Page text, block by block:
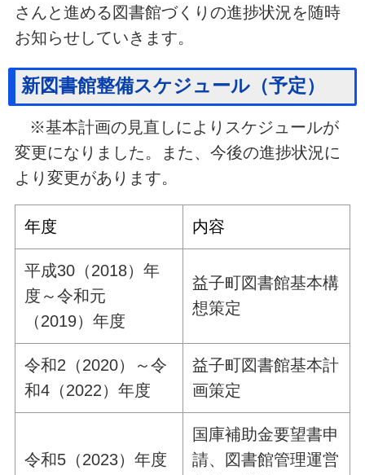
さんと進める図書館づくりの進捗状況を随時
お知らせしていきます。
新図書館整備スケジュール（予定）
※基本計画の見直しによりスケジュールが
変更になりました。また、今後の進捗状況に
より変更があります。
年度 内容
平成30（2018）年
度～令和元
（2019）年度
益子町図書館基本構
想策定
令和2（2020）～令
和4（2022）年度
益子町図書館基本計
画策定
令和5（2023）年度
国庫補助金要望書申
請、図書館管理運営